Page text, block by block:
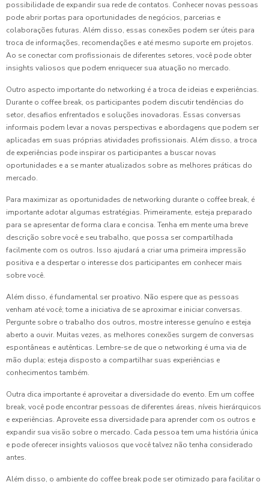
possibilidade de expandir sua rede de contatos. Conhecer novas pessoas
pode abrir portas para oportunidades de negócios, parcerias e
colaborações futuras. Além disso, essas conexões podem ser úteis para
troca de informações, recomendações e até mesmo suporte em projetos.
Ao se conectar com profissionais de diferentes setores, você pode obter
insights valiosos que podem enriquecer sua atuação no mercado.
Outro aspecto importante do networking é a troca de ideias e experiências.
Durante o coffee break, os participantes podem discutir tendências do
setor, desafios enfrentados e soluções inovadoras. Essas conversas
informais podem levar a novas perspectivas e abordagens que podem ser
aplicadas em suas próprias atividades profissionais. Além disso, a troca
de experiências pode inspirar os participantes a buscar novas
oportunidades e a se manter atualizados sobre as melhores práticas do
mercado.
Para maximizar as oportunidades de networking durante o coffee break, é
importante adotar algumas estratégias. Primeiramente, esteja preparado
para se apresentar de forma clara e concisa. Tenha em mente uma breve
descrição sobre você e seu trabalho, que possa ser compartilhada
facilmente com os outros. Isso ajudará a criar uma primeira impressão
positiva e a despertar o interesse dos participantes em conhecer mais
sobre você.
Além disso, é fundamental ser proativo. Não espere que as pessoas
venham até você; tome a iniciativa de se aproximar e iniciar conversas.
Pergunte sobre o trabalho dos outros, mostre interesse genuíno e esteja
aberto a ouvir. Muitas vezes, as melhores conexões surgem de conversas
espontâneas e autênticas. Lembre-se de que o networking é uma via de
mão dupla; esteja disposto a compartilhar suas experiências e
conhecimentos também.
Outra dica importante é aproveitar a diversidade do evento. Em um coffee
break, você pode encontrar pessoas de diferentes áreas, níveis hierárquicos
e experiências. Aproveite essa diversidade para aprender com os outros e
expandir sua visão sobre o mercado. Cada pessoa tem uma história única
e pode oferecer insights valiosos que você talvez não tenha considerado
antes.
Além disso, o ambiente do coffee break pode ser otimizado para facilitar o